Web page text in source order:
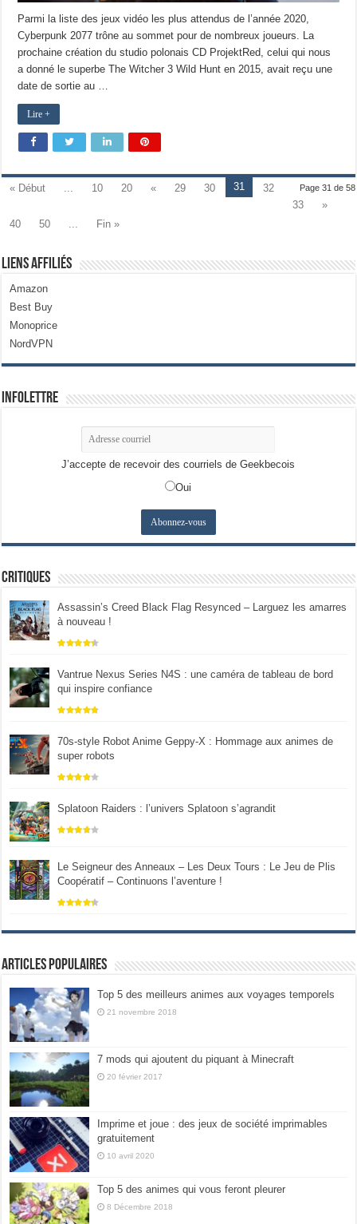
Parmi la liste des jeux vidéo les plus attendus de l’année 2020,
Cyberpunk 2077 trône au sommet pour de nombreux joueurs. La
prochaine création du studio polonais CD ProjektRed, celui qui nous
a donné le superbe The Witcher 3 Wild Hunt en 2015, avait reçu une
date de sortie au …
Lire +
Page 31 de 58
« Début ... 10 20 « 29 30 31
32
33
»
40
50 ... Fin »
Liens Affiliés
Amazon
Best Buy
Monoprice
NordVPN
Infolettre
J’accepte de recevoir des courriels de Geekbecois
Oui
Critiques
Assassin’s Creed Black Flag Resynced – Larguez les amarres
à nouveau !
Vantrue Nexus Series N4S : une caméra de tableau de bord
qui inspire confiance
70s-style Robot Anime Geppy-X : Hommage aux animes de
super robots
Splatoon Raiders : l’univers Splatoon s’agrandit
Le Seigneur des Anneaux – Les Deux Tours : Le Jeu de Plis
Coopératif – Continuons l’aventure !
Articles populaires
Top 5 des meilleurs animes aux voyages temporels
21 novembre 2018
7 mods qui ajoutent du piquant à Minecraft
20 février 2017
Imprime et joue : des jeux de société imprimables
gratuitement
10 avril 2020
Top 5 des animes qui vous feront pleurer
8 Décembre 2018